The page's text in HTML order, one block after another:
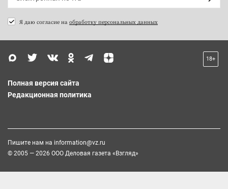
Я даю согласие на обработку персональных данных
18+
Полная версия сайта
Редакционная политика
Пишите нам на information@vz.ru
© 2005 — 2026 ООО Деловая газета «Взгляд»